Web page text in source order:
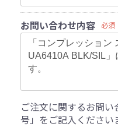
お問い合わせ内容 必須
ご注文に関するお問
号」をご記入ください